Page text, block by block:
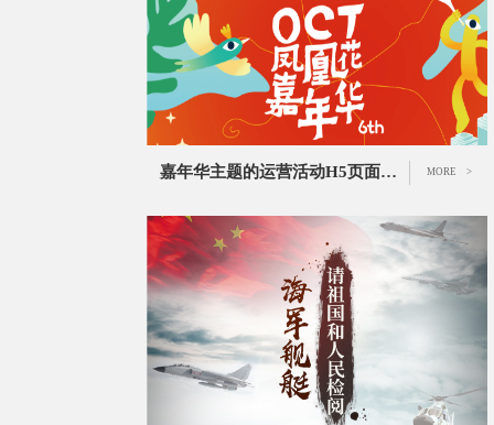
嘉年华主题的运营活动H5页面设计 MORE >